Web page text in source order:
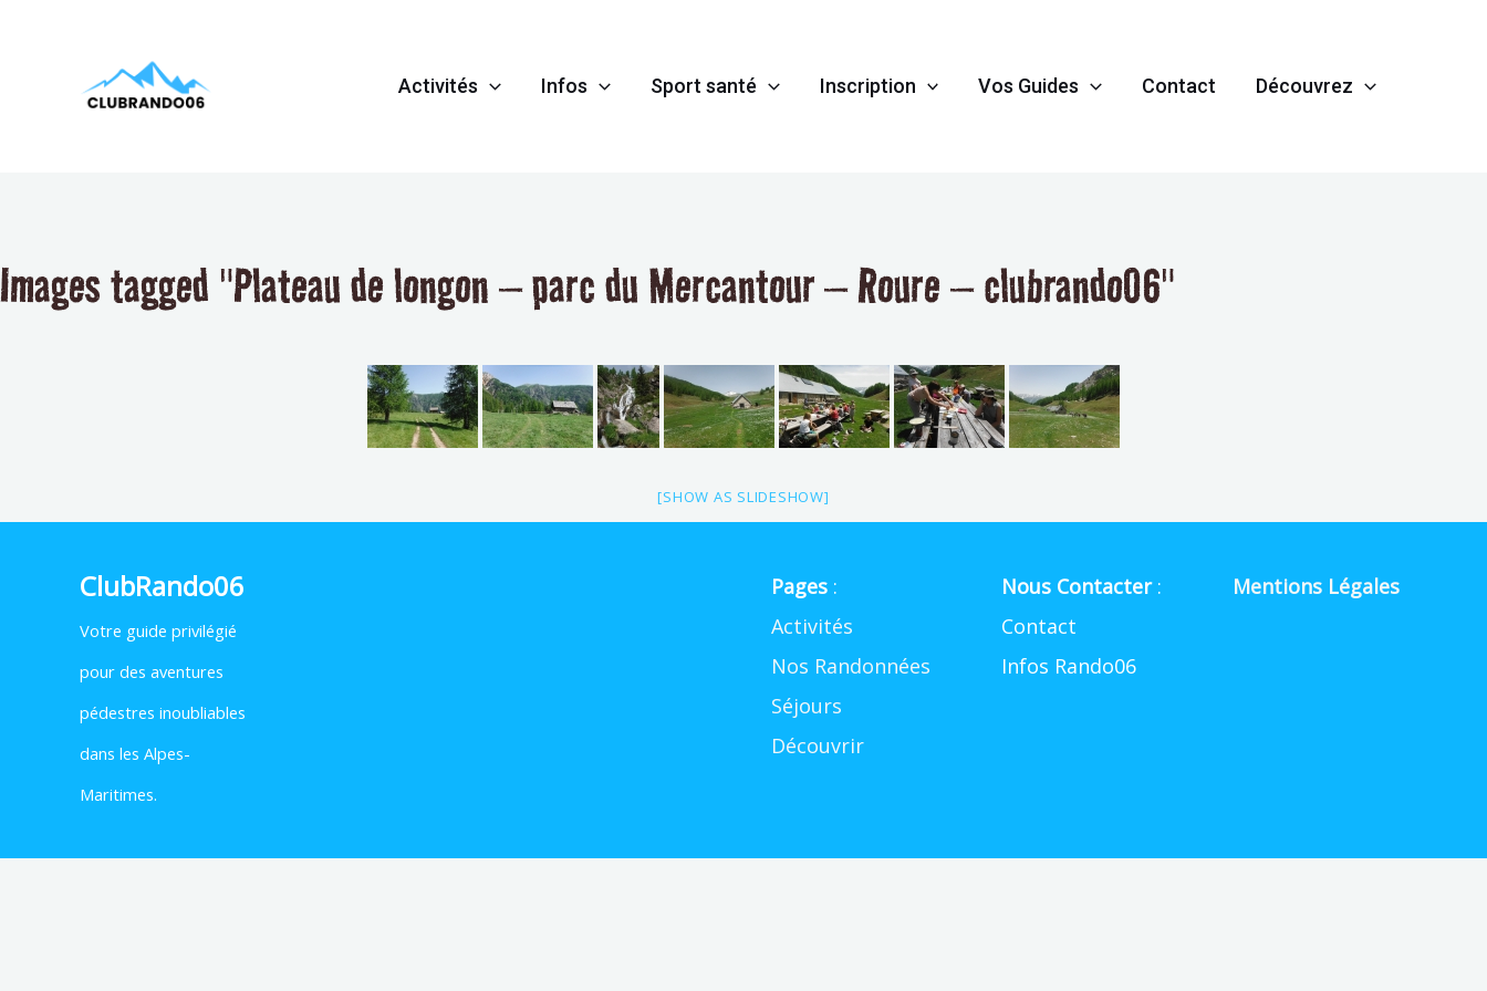
Activités Infos Sport santé Inscription Vos Guides Contact Découvrez
Images tagged "Plateau de longon – parc du Mercantour – Roure – clubrando06"
[SHOW AS SLIDESHOW]
ClubRando06
Votre guide privilégié
pour des aventures
pédestres inoubliables
dans les Alpes-
Maritimes.
Pages:
Activités
Nos Randonnées
Séjours
Découvrir
Nous Contacter:
Contact
Infos Rando06
Mentions Légales